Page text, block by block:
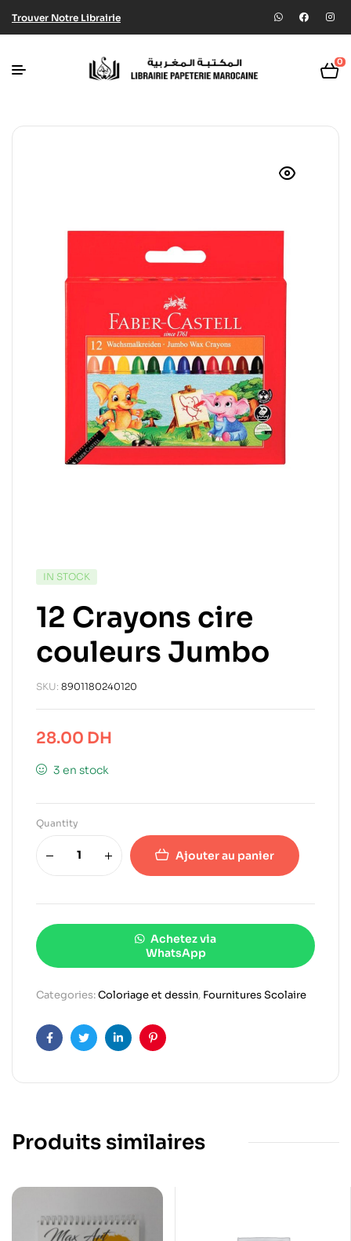
Trouver Notre Librairie
0
IN STOCK
12 Crayons cire
couleurs Jumbo
SKU: 8901180240120
28.00 DH
3 en stock
Quantity
Ajouter au panier
Achetez via
WhatsApp
Categories:Coloriage et dessin, Fournitures Scolaire
FacebookTwitterLinkedinPinterest
Produits similaires